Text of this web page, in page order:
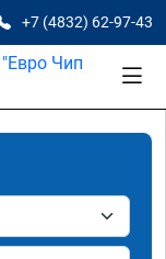
+7 (4832) 62-97-43